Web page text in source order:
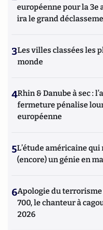
européenne pour la 3e
ira le grand
3Les villes classées les
monde
4Rhin & Danube à sec :
fermeture pénalise
européenne
5L’étude américaine qui
(encore) un génie en
6Apologie du
700, le chanteur à
2026